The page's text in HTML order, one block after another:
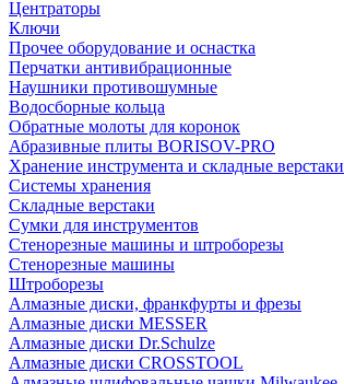
Центраторы
Ключи
Прочее оборудование и оснастка
Перчатки антивибрационные
Наушники противошумные
Водосборные кольца
Обратные молоты для коронок
Абразивные плиты BORISOV-PRO
Хранение инструмента и складные верстаки
Системы хранения
Складные верстаки
Сумки для инструментов
Стенорезные машины и штроборезы
Стенорезные машины
Штроборезы
Алмазные диски, франкфурты и фрезы
Алмазные диски MESSER
Алмазные диски Dr.Schulze
Алмазные диски CROSSTOOL